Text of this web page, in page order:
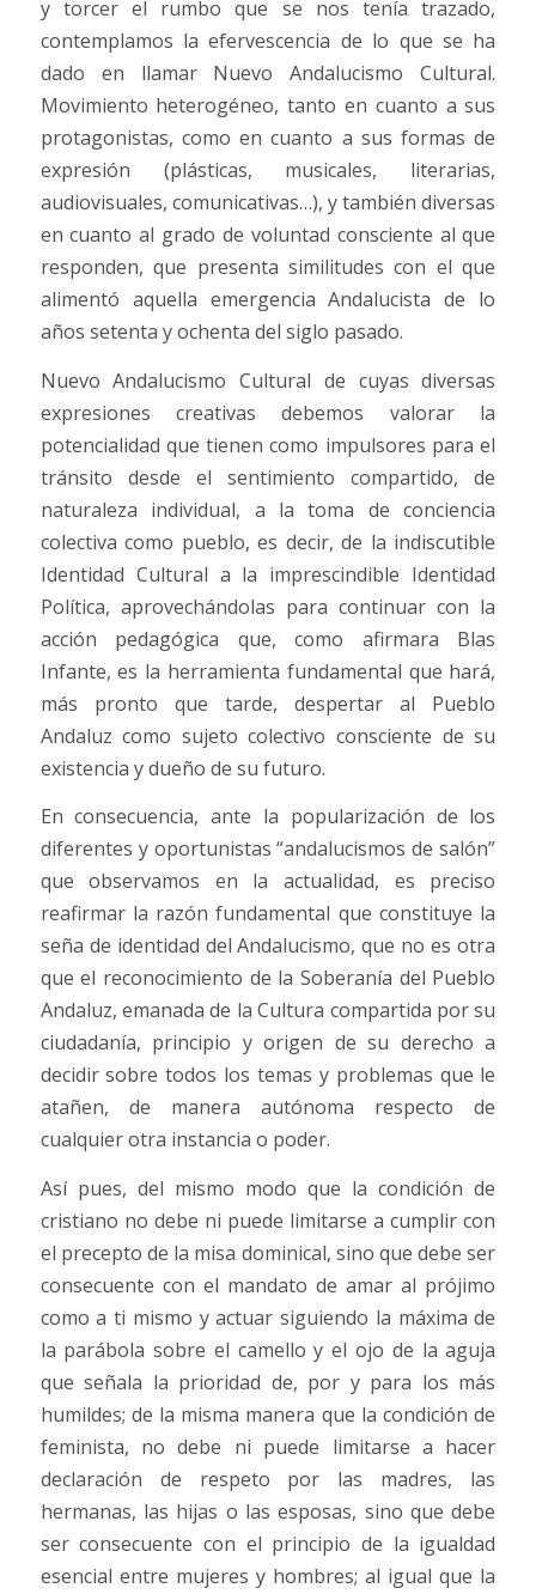
y torcer el rumbo que se nos tenía trazado,
contemplamos la efervescencia de lo que se ha
dado en llamar Nuevo Andalucismo Cultural.
Movimiento heterogéneo, tanto en cuanto a sus
protagonistas, como en cuanto a sus formas de
expresión (plásticas, musicales, literarias,
audiovisuales, comunicativas…), y también diversas
en cuanto al grado de voluntad consciente al que
responden, que presenta similitudes con el que
alimentó aquella emergencia Andalucista de lo
años setenta y ochenta del siglo pasado.
Nuevo Andalucismo Cultural de cuyas diversas
expresiones creativas debemos valorar la
potencialidad que tienen como impulsores para el
tránsito desde el sentimiento compartido, de
naturaleza individual, a la toma de conciencia
colectiva como pueblo, es decir, de la indiscutible
Identidad Cultural a la imprescindible Identidad
Política, aprovechándolas para continuar con la
acción pedagógica que, como afirmara Blas
Infante, es la herramienta fundamental que hará,
más pronto que tarde, despertar al Pueblo
Andaluz como sujeto colectivo consciente de su
existencia y dueño de su futuro.
En consecuencia, ante la popularización de los
diferentes y oportunistas “andalucismos de salón”
que observamos en la actualidad, es preciso
reafirmar la razón fundamental que constituye la
seña de identidad del Andalucismo, que no es otra
que el reconocimiento de la Soberanía del Pueblo
Andaluz, emanada de la Cultura compartida por su
ciudadanía, principio y origen de su derecho a
decidir sobre todos los temas y problemas que le
atañen, de manera autónoma respecto de
cualquier otra instancia o poder.
Así pues, del mismo modo que la condición de
cristiano no debe ni puede limitarse a cumplir con
el precepto de la misa dominical, sino que debe ser
consecuente con el mandato de amar al prójimo
como a ti mismo y actuar siguiendo la máxima de
la parábola sobre el camello y el ojo de la aguja
que señala la prioridad de, por y para los más
humildes; de la misma manera que la condición de
feminista, no debe ni puede limitarse a hacer
declaración de respeto por las madres, las
hermanas, las hijas o las esposas, sino que debe
ser consecuente con el principio de la igualdad
esencial entre mujeres y hombres; al igual que la